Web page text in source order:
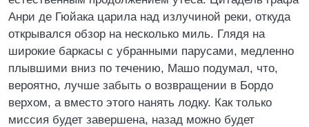
Анри де Гюйака царила над излучиной реки, откуда
открывался обзор на несколько миль. Глядя на
широкие баркасы с убранными парусами, медленно
плывшими вниз по течению, Машо подумал, что,
вероятно, лучше забыть о возвращении в Бордо
верхом, а вместо этого нанять лодку. Как только
миссия будет завершена, назад можно будет